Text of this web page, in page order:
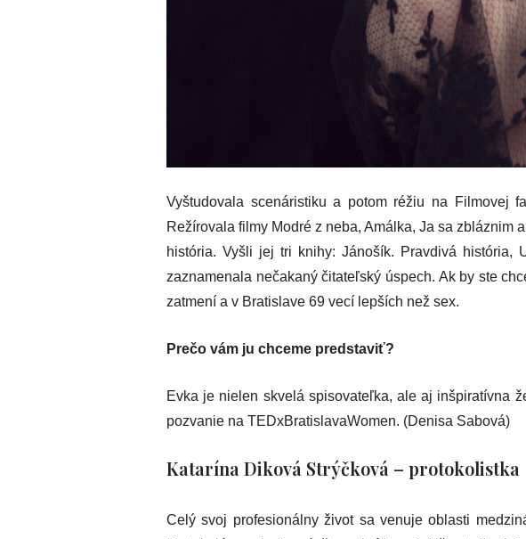
Vyštudovala scenáristiku a potom réžiu na Filmovej
Režírovala filmy Modré z neba, Amálka, Ja sa
história. Vyšli jej tri knihy: Jánošík. Pravdivá
zaznamenala nečakaný čitateľský úspech. Ak by ste
zatmení a v Bratislave 69 vecí lepších než sex.
Prečo vám ju chceme predstaviť?
Evka je nielen skvelá spisovateľka, ale aj inšpiratívna
pozvanie na TEDxBratislavaWomen. (Denisa Sabová)
Katarína Diková Strýčková – protokolistka
Celý svoj profesionálny život sa venuje oblasti